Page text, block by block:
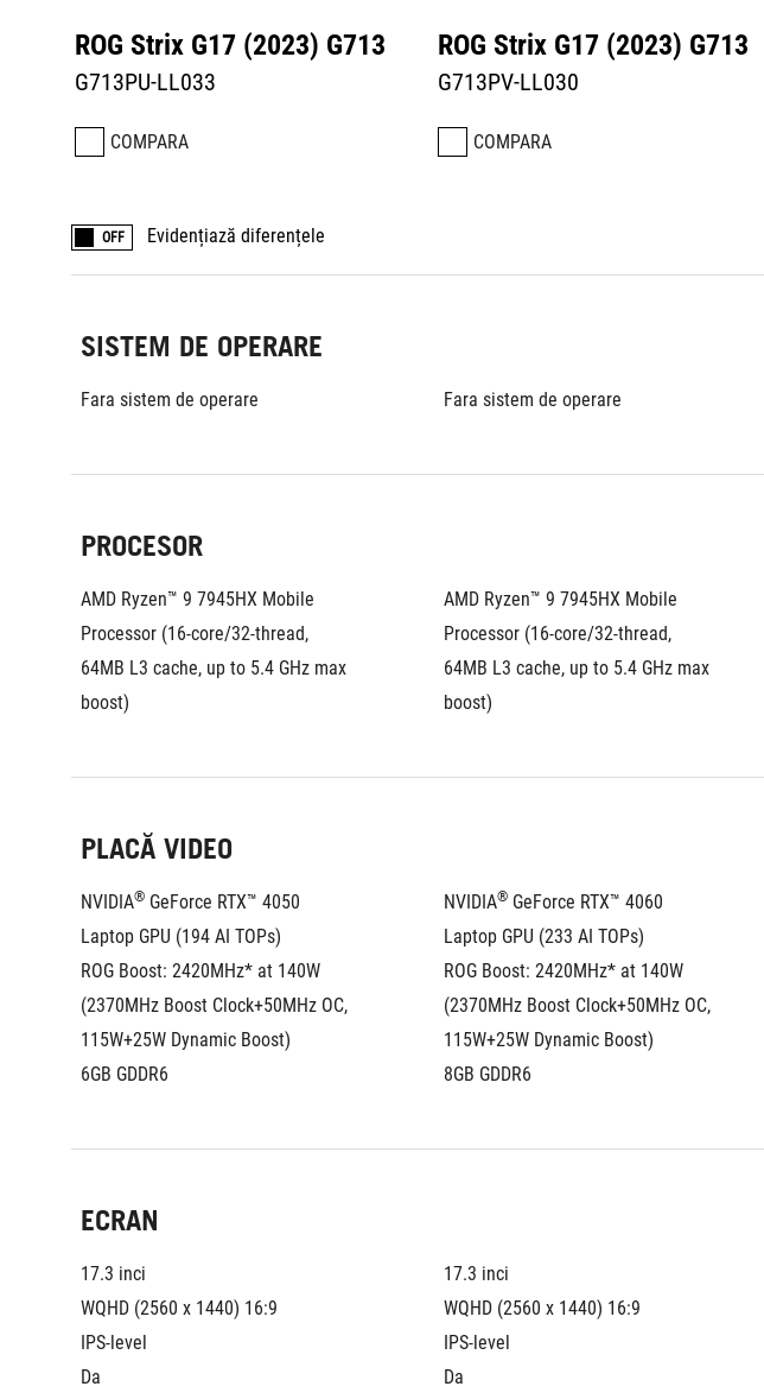
ROG Strix G17 (2023) G713
G713PU-LL033
COMPARA
ROG Strix G17 (2023) G713
G713PV-LL030
COMPARA
OFF Evidențiază diferențele
SISTEM DE OPERARE
Fara sistem de operare Fara sistem de operare
PROCESOR
AMD Ryzen™ 9 7945HX Mobile
Processor (16-core/32-thread,
64MB L3 cache, up to 5.4 GHz max
boost)
AMD Ryzen™ 9 7945HX Mobile
Processor (16-core/32-thread,
64MB L3 cache, up to 5.4 GHz max
boost)
PLACĂ VIDEO
NVIDIA® GeForce RTX™ 4050
Laptop GPU (194 AI TOPs)
ROG Boost: 2420MHz* at 140W
(2370MHz Boost Clock+50MHz OC,
115W+25W Dynamic Boost)
6GB GDDR6
NVIDIA® GeForce RTX™ 4060
Laptop GPU (233 AI TOPs)
ROG Boost: 2420MHz* at 140W
(2370MHz Boost Clock+50MHz OC,
115W+25W Dynamic Boost)
8GB GDDR6
ECRAN
17.3 inci
WQHD (2560 x 1440) 16:9
IPS-level
Da
17.3 inci
WQHD (2560 x 1440) 16:9
IPS-level
Da